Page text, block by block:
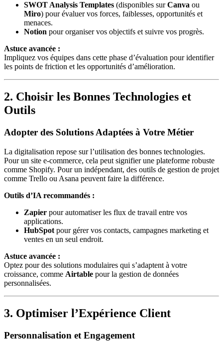
SWOT Analysis Templates (disponibles surCanva ou
Miro) pour évaluer vos forces, faiblesses, opportunités et
menaces.
Notion pour organiser vos objectifs et suivre vos progrès.
Astuce avancée :
Impliquez vos équipes dans cette phase d’évaluation pour identifier
les points de friction et les opportunités d’amélioration.
2. Choisir les Bonnes Technologies et
Outils
Adopter des Solutions Adaptées à Votre Métier
La digitalisation repose sur l’utilisation des bonnes technologies.
Pour un site e-commerce, cela peut signifier une plateforme robuste
comme Shopify. Pour un indépendant, des outils de gestion de projet
comme Trello ou Asana peuvent faire la différence.
Outils d’IA recommandés :
Zapier pour automatiser les flux de travail entre vos
applications.
HubSpot pour gérer vos contacts, campagnes marketing et
ventes en un seul endroit.
Astuce avancée :
Optez pour des solutions modulaires qui s’adaptent à votre
croissance, comme Airtable pour la gestion de données
personnalisées.
3. Optimiser l’Expérience Client
Personnalisation et Engagement